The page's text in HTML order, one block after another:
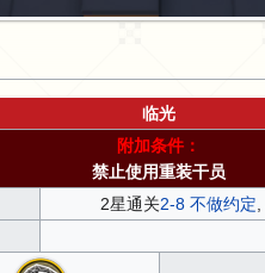
临光
附加条件：
禁止使用重装干员
2星通关2-8 不做约定